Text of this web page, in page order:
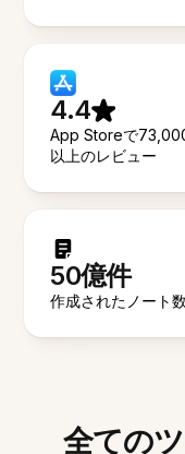
4.4
App Storeで
以上のレビュー
50億件
作成されたノート数
全ての